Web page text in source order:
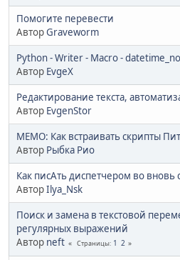
Помогите перевести
АвторGraveworm
Python - Writer - Macro -
Автор EvgeX
Редактирование текста,
Автор EvgenStor
MEMO: Как встраивать скрипты
Автор Рыбка Рио
Как писАть диспетчером во вновь
АвторIlya_Nsk
Поиск и замена в текстовой
регулярных выражений
Автор neft Страницы 1 2